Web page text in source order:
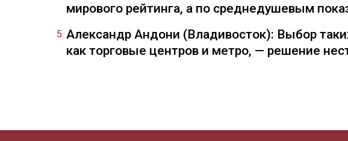
мирового рейтинга, а по среднедушевым
Александр Андони (Владивосток): Выбор
как торговые центров и метро, — решение